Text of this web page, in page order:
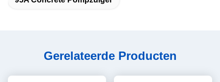
Gerelateerde Producten